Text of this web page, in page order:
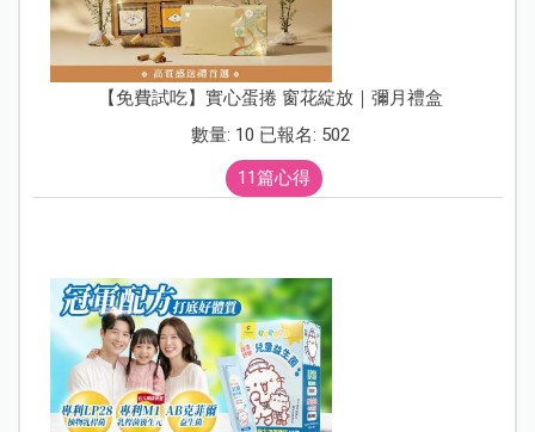
【免費試吃】實心蛋捲 窗花綻放｜彌月禮盒
數量: 10 已報名: 502
11篇心得